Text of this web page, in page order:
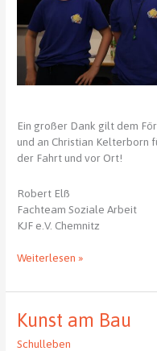
Ein großer Dank gilt dem
und an Christian
der Fahrt und vor Ort!
Robert Elß
Fachteam Soziale Arbeit
KJF e.V. Chemnitz
Ein
Wochenende
Bad
Homburg
Weiterlesen »
Kunst am Bau
Schulleben